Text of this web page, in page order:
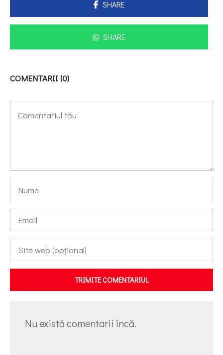
SHARE
SHARE
COMENTARII (0)
TRIMITE COMENTARIUL
Nu există comentarii încă.